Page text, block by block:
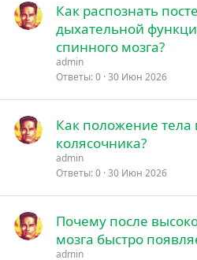
Как распознать
дыхательной
спинного мозга?
admin
Ответы 0 30 Июн 2026
Как положение
колясочника?
admin
Ответы 0 30 Июн 2026
Почему после
мозга быстро
admin